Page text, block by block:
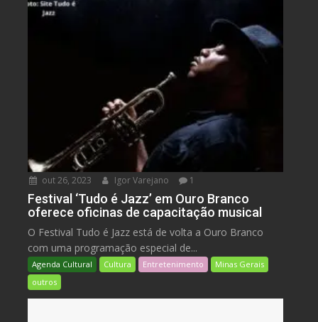
out 26, 2023 Igor Varejano 1
Festival ‘Tudo é Jazz’ em Ouro Branco
oferece oficinas de capacitação musical
O Festival Tudo é Jazz está de volta a Ouro Branco
com uma programação especial de...
Agenda Cultural Cultura Entretenimento
Minas Gerais
outros